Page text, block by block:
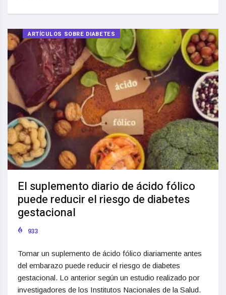
ARTÍCULOS SOBRE DIABETES
El suplemento diario de ácido fólico
puede reducir el riesgo de diabetes
gestacional
933
Tomar un suplemento de ácido fólico diariamente antes
del embarazo puede reducir el riesgo de diabetes
gestacional. Lo anterior según un estudio realizado por
investigadores de los Institutos Nacionales de la Salud.